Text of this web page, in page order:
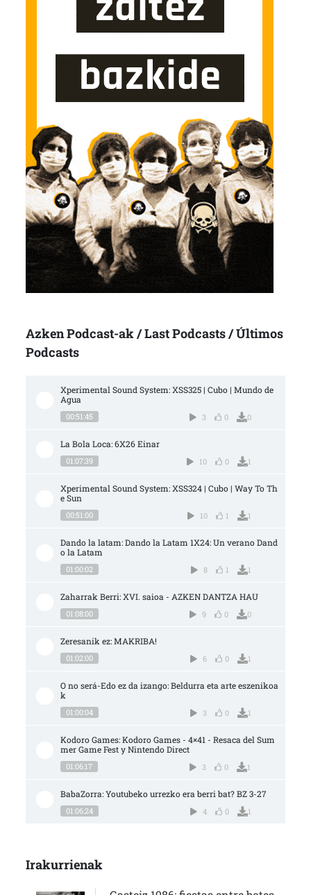
Azken Podcast-ak / Last Podcasts / Últimos
Podcasts
Xperimental Sound System: XSS325 | Cubo | Mundo de
Agua
00:51:45 3 0 0
La Bola Loca: 6X26 Einar
01:07:39 10 0 1
Xperimental Sound System: XSS324 | Cubo | Way To Th
e Sun
00:51:00 10 1 1
Dando la latam: Dando la Latam 1X24: Un verano Dand
o la Latam
01:00:02 8 1 1
Zaharrak Berri: XVI. saioa - AZKEN DANTZA HAU
01:08:00 9 0 0
Zeresanik ez: MAKRIBA!
01:02:00 6 0 1
O no será-Edo ez da izango: Beldurra eta arte eszenikoa
k
01:00:04 3 0 1
Kodoro Games: Kodoro Games - 4×41 - Resaca del Sum
mer Game Fest y Nintendo Direct
01:06:17 3 0 1
BabaZorra: Youtubeko urrezko era berri bat? BZ 3-27
01:06:24 4 0 1
Irakurrienak